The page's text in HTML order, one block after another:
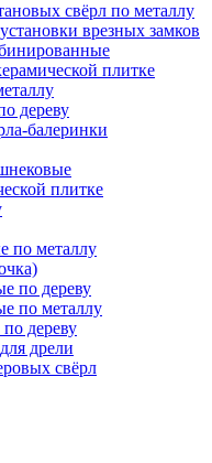
свёрл по металлу
врезных замков
плитке
дереву
балеринки
плитке
по металлу
по дереву
по металлу
дереву
дрели
свёрл